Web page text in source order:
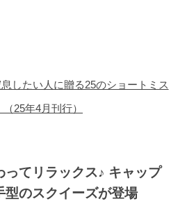
したい人に贈る25のショートミス
25年4月刊行）
ってリラックス♪ キャップ
型のスクイーズが登場